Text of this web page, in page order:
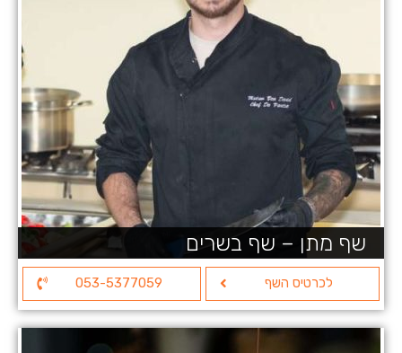
שף מתן – שף בשרים
לכרטיס השף 053-5377059